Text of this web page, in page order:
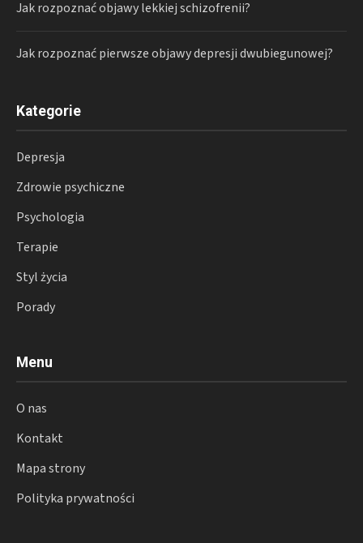
Jak rozpoznać objawy lekkiej schizofrenii?
Jak rozpoznać pierwsze objawy depresji dwubiegunowej?
Kategorie
Depresja
Zdrowie psychiczne
Psychologia
Terapie
Styl życia
Porady
Menu
O nas
Kontakt
Mapa strony
Polityka prywatności